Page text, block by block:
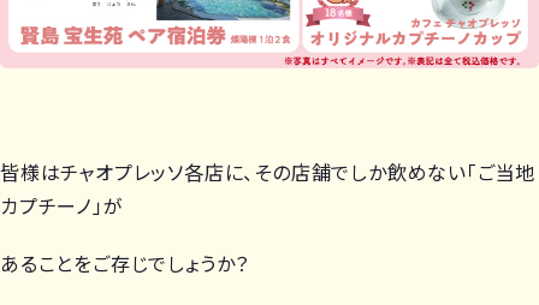
皆様はチャオプレッソ各店に、その店舗でしか飲めない「ご当地
カプチーノ」が
あることをご存じでしょうか？